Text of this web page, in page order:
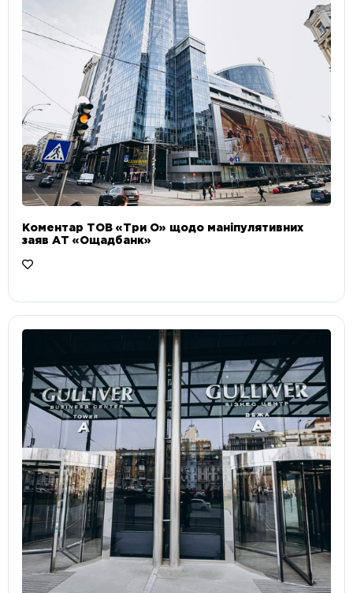
Коментар ТОВ «Три О» щодо маніпулятивних
заяв АТ «Ощадбанк»